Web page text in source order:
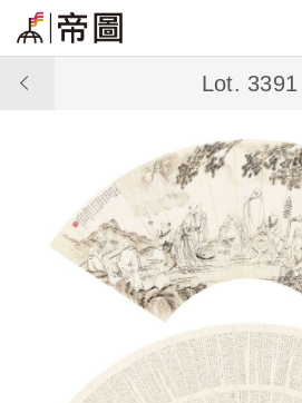
Lot. 3391